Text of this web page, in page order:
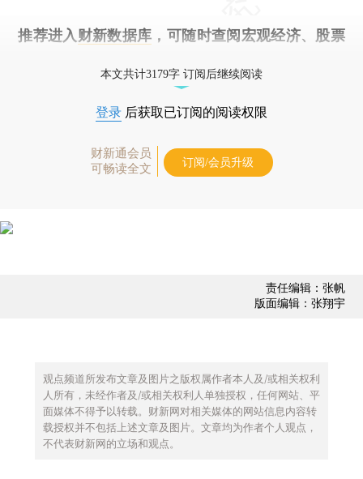
推荐进入 财新数据库 ，可随时查阅宏观经济、股票
本文共计3179字 订阅后继续阅读
登录 后获取已订阅的阅读权限
财新通会员
可畅读全文
订阅/会员升级
责任编辑：张帆
版面编辑：张翔宇
观点频道所发布文章及图片之版权属作者本人及/或相关权利
人所有，未经作者及/或相关权利人单独授权，任何网站、平
面媒体不得予以转载。财新网对相关媒体的网站信息内容转
载授权并不包括上述文章及图片。文章均为作者个人观点，
不代表财新网的立场和观点。